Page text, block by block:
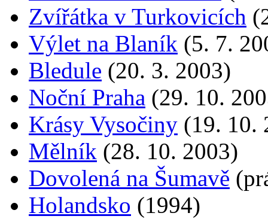
Zvířátka v Turkovicích
Výlet na Blaník (5. 7.
Bledule (20. 3. 2003)
Noční Praha (29. 10.
Krásy Vysočiny (19. 10.
Mělník (28. 10. 2003)
Dovolená na Šumavě
Holandsko (1994)